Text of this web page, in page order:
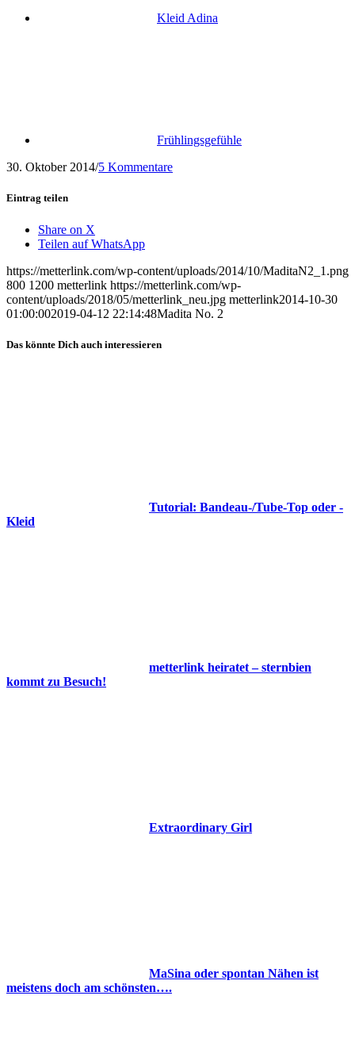
Kleid Adina
Frühlingsgefühle
30. Oktober 2014/5 Kommentare
Eintrag teilen
Share on X
Teilen auf WhatsApp
https://metterlink.com/wp-content/uploads/2014/10/MaditaN2_1.png
800 1200 metterlink https://metterlink.com/wp-
content/uploads/2018/05/metterlink_neu.jpg metterlink2014-10-30
01:00:002019-04-12 22:14:48Madita No. 2
Das könnte Dich auch interessieren
Tutorial: Bandeau-/Tube-Top oder -
Kleid
metterlink heiratet – sternbien
kommt zu Besuch!
Extraordinary Girl
MaSina oder spontan Nähen ist
meistens doch am schönsten….